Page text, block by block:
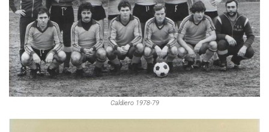
Caldiero 1978-79